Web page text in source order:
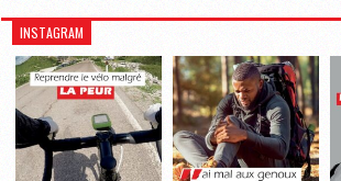
INSTAGRAM